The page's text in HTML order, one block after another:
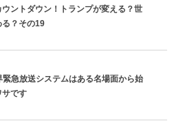
ントダウン！トランプが変える？世
る？その19
緊急放送システムはある名場面から始
サです